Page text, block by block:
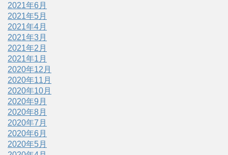
2021年6月
2021年5月
2021年4月
2021年3月
2021年2月
2021年1月
2020年12月
2020年11月
2020年10月
2020年9月
2020年8月
2020年7月
2020年6月
2020年5月